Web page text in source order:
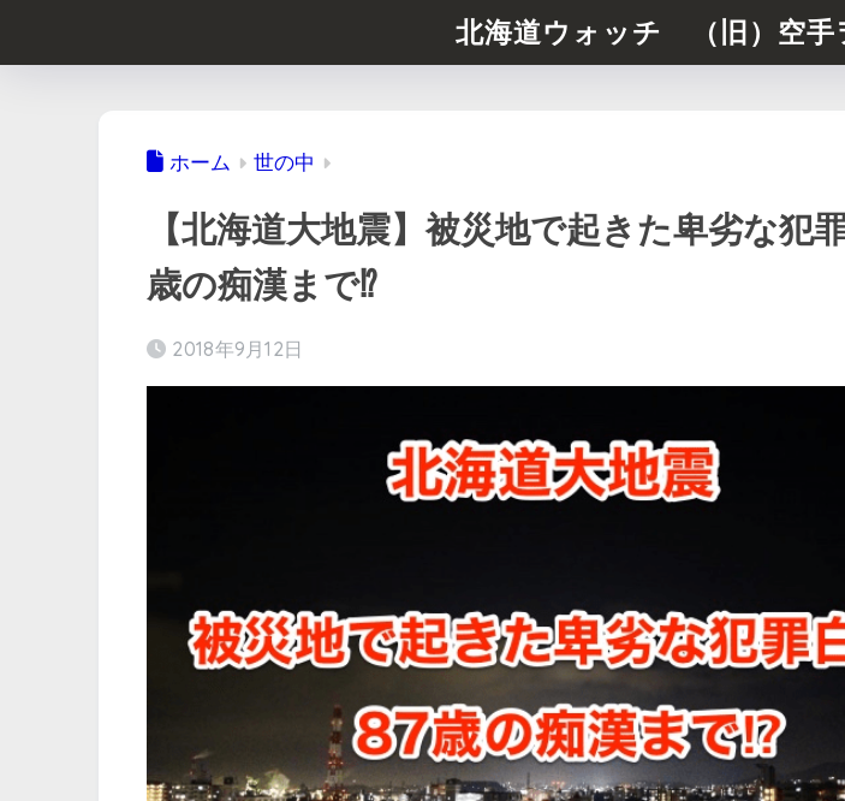
北海道ウォッチ （旧）空手
ホーム 世の中
【北海道大地震】被災地で起きた卑劣な犯
歳の痴漢まで⁉︎
2018年9月12日